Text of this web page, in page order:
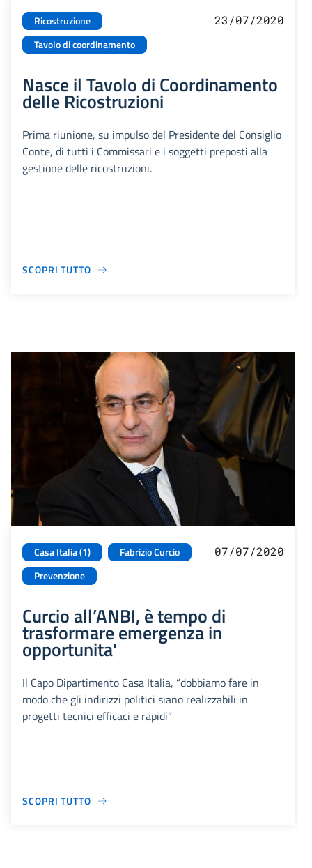
Ricostruzione
Tavolo di coordinamento
23/07/2020
Nasce il Tavolo di Coordinamento
delle Ricostruzioni
Prima riunione, su impulso del Presidente del Consiglio
Conte, di tutti i Commissari e i soggetti preposti alla
gestione delle ricostruzioni.
SCOPRI TUTTO
Casa Italia (1)
Fabrizio Curcio
Prevenzione
07/07/2020
Curcio all’ANBI, è tempo di
trasformare emergenza in
opportunita'
Il Capo Dipartimento Casa Italia, “dobbiamo fare in
modo che gli indirizzi politici siano realizzabili in
progetti tecnici efficaci e rapidi”
SCOPRI TUTTO